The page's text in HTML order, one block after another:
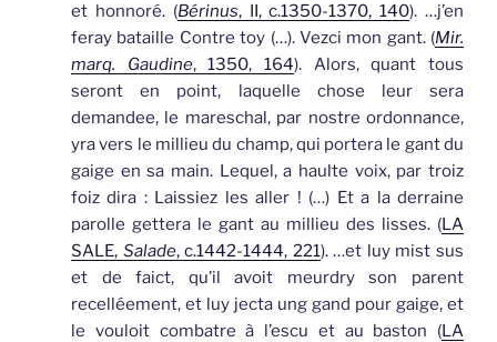
et honnoré. (Bérinus, II, c.1350-1370, 140).…j’en
feray bataille Contre toy (…). Vezci mon gant. (Mir.
marq. Gaudine, 1350, 164). Alors, quant tous
seront en point, laquelle chose leur sera
demandee, le mareschal, par nostre ordonnance,
yra vers le millieu du champ, qui portera le gantdu
gaige en sa main. Lequel, a haulte voix, par troiz
foiz dira : Laissiez les aller ! (…) Et a la derraine
parolle gettera le gant au millieu des lisses. (LA
SALE, Salade, c.1442-1444, 221).…et luy mist sus
et de faict, qu’il avoit meurdry son parent
recelléement, et luy jecta ung gand pour gaige, et
le vouloit combatre à l’escu et au baston (LA